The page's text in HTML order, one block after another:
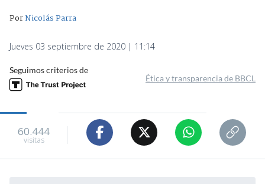
PorNicolás Parra
Jueves 03 septiembre de 2020 | 11:14
Seguimos criterios de
Ética y transparencia de BBCL
60.444
visitas